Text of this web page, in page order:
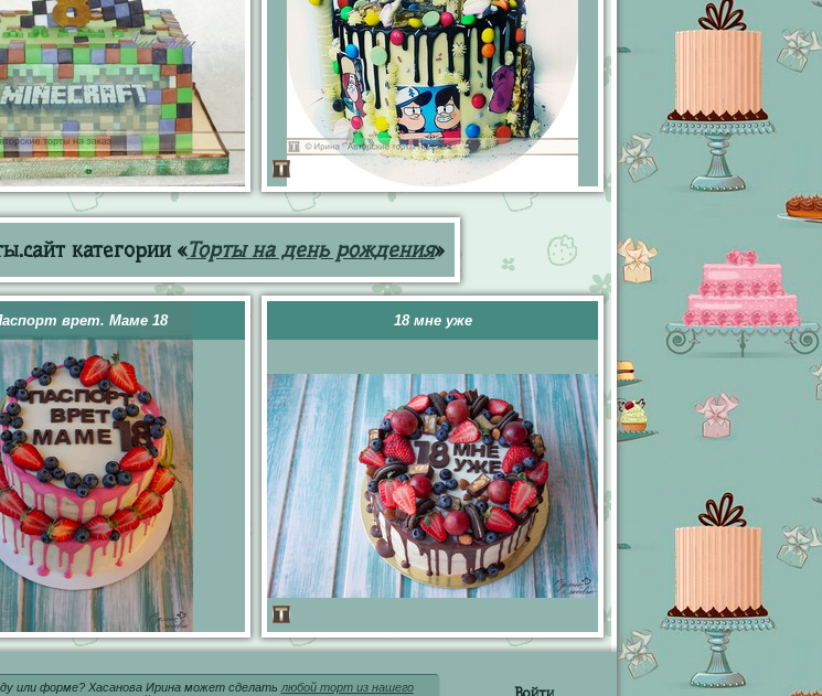
категории «Торты на день рождения»
врет. Маме 18 18 мне уже
или форме? Хасанова Ирина может сделать любой торт из нашего